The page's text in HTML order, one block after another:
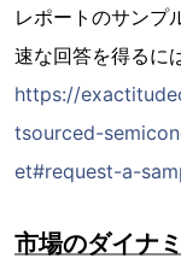
レポートのサンプ
速な回答を得るに
https://
tsourced-
et#request-a-
市場のダイナ